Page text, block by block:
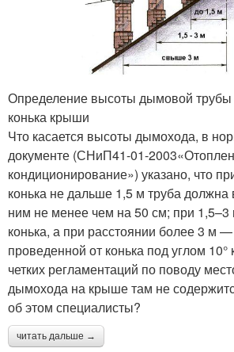
Определение высоты дымовой трубы
конька крыши
Что касается высоты дымохода, в
документе (СНиП41-01-
кондиционирование») указано, что
конька не дальше 1,5 м труба
ним не менее чем на 50 см; при
конька, а при расстоянии более 3 м
проведенной от конька под углом 10°
четких регламентаций по поводу
дымохода на крыше там не
об этом специалисты?
читать дальше →